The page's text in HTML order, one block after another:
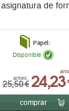
de
Papel:
antes:
25,50 €
Disponible
comprar